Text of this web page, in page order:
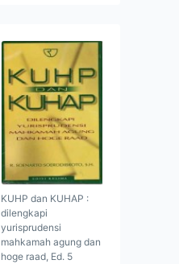
KUHP dan KUHAP :
dilengkapi
yurisprudensi
mahkamah agung dan
hoge raad, Ed. 5